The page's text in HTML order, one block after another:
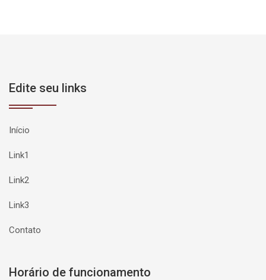
Edite seu links
Início
Link1
Link2
Link3
Contato
Horário de funcionamento